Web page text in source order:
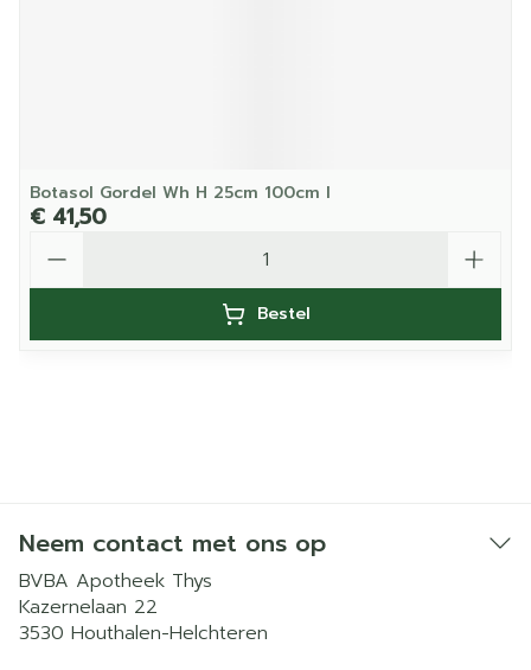
Botasol Gordel Wh H 25cm 100cm l
€ 41,50
Bestel
Neem contact met ons op
BVBA Apotheek Thys
Kazernelaan 22
3530 Houthalen-Helchteren